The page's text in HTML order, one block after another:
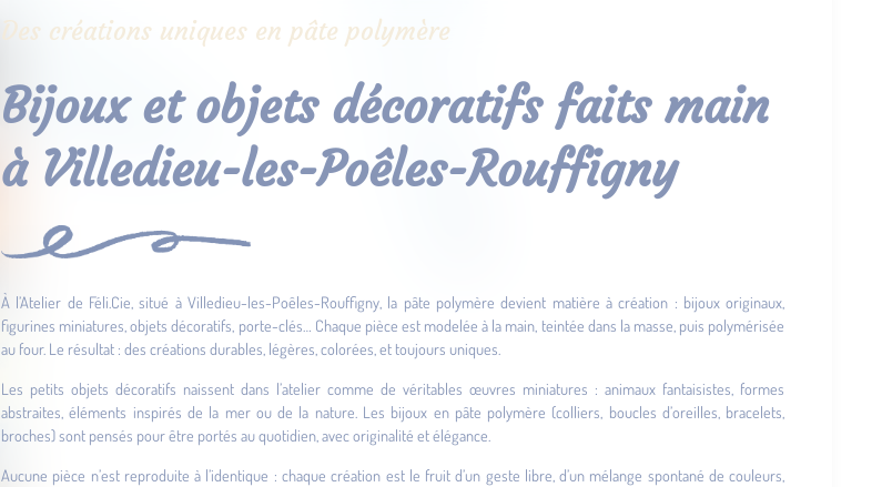
Des créations uniques en pâte polymère
Bijoux et objets décoratifs faits main
à Villedieu-les-Poêles-Rouffigny
À l’Atelier de Féli.Cie, situé à Villedieu-les-Poêles-Rouffigny, la pâte polymère devient matière à création : bijoux originaux,
figurines miniatures, objets décoratifs, porte-clés… Chaque pièce est modelée à la main, teintée dans la masse, puis polymérisée
au four. Le résultat : des créations durables, légères, colorées, et toujours uniques.
Les petits objets décoratifs naissent dans l’atelier comme de véritables œuvres miniatures : animaux fantaisistes, formes
abstraites, éléments inspirés de la mer ou de la nature. Les bijoux en pâte polymère (colliers, boucles d’oreilles, bracelets,
broches) sont pensés pour être portés au quotidien, avec originalité et élégance.
Aucune pièce n’est reproduite à l’identique : chaque création est le fruit d’un geste libre, d’un mélange spontané de couleurs,